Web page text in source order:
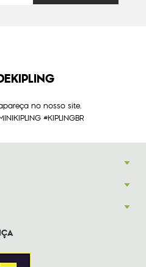
no nosso site.
#KIPLINGBR